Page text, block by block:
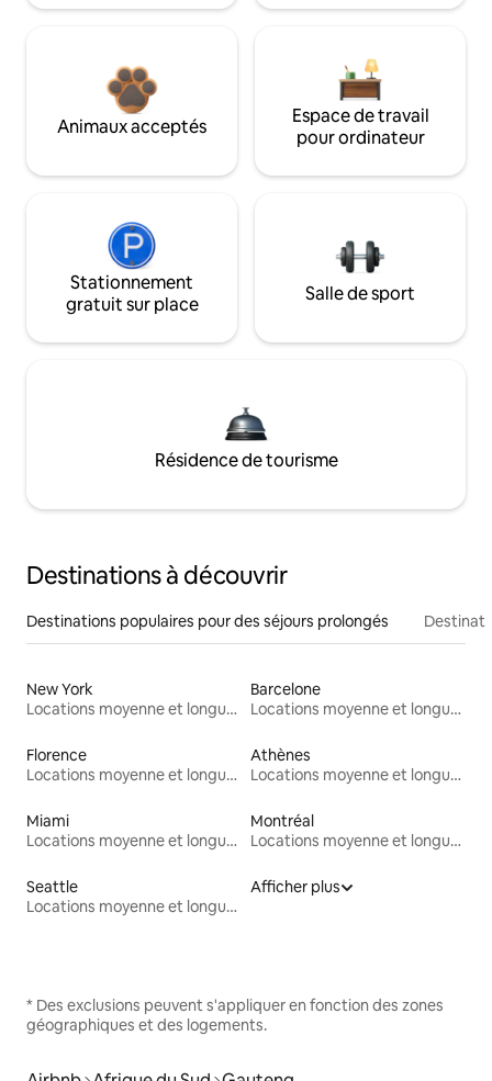
Animaux acceptés
Espace de travail
pour ordinateur
Stationnement
gratuit sur place
Salle de sport
Résidence de tourisme
Destinations à découvrir
Destinations populaires pour des séjours prolongés
New York
Locations moyenne et longue durée
Barcelone
Locations moyenne et longue durée
Florence
Locations moyenne et longue durée
Athènes
Locations moyenne et longue durée
Miami
Locations moyenne et longue durée
Montréal
Locations moyenne et longue durée
Seattle
Locations moyenne et longue durée
Afficher plus
* Des exclusions peuvent s'appliquer en fonction des zones
géographiques et des logements.